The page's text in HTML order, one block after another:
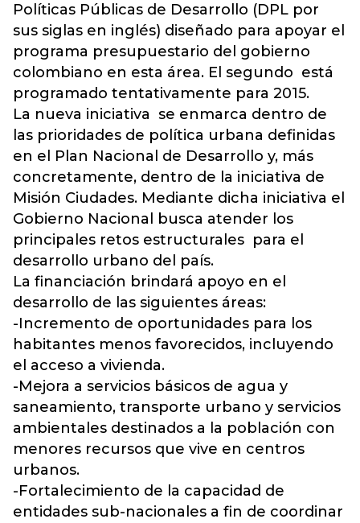
Políticas Públicas de Desarrollo (DPL por
sus siglas en inglés) diseñado para apoyar el
programa presupuestario del gobierno
colombiano en esta área. El segundo está
programado tentativamente para 2015.
La nueva iniciativa se enmarca dentro de
las prioridades de política urbana definidas
en el Plan Nacional de Desarrollo y, más
concretamente, dentro de la iniciativa de
Misión Ciudades. Mediante dicha iniciativa el
Gobierno Nacional busca atender los
principales retos estructurales para el
desarrollo urbano del país.
La financiación brindará apoyo en el
desarrollo de las siguientes áreas:
-Incremento de oportunidades para los
habitantes menos favorecidos, incluyendo
el acceso a vivienda.
-Mejora a servicios básicos de agua y
saneamiento, transporte urbano y servicios
ambientales destinados a la población con
menores recursos que vive en centros
urbanos.
-Fortalecimiento de la capacidad de
entidades sub-nacionales a fin de coordinar